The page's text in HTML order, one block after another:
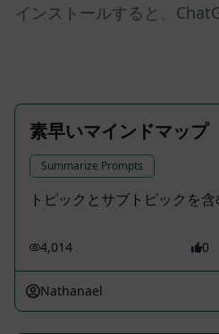
インストールすると、
素早いマインドマップ
Summarize Prompts
トピックとサブトピックを
4,014 0
Nathanael